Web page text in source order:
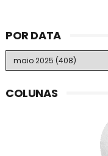
POR DATA
COLUNAS